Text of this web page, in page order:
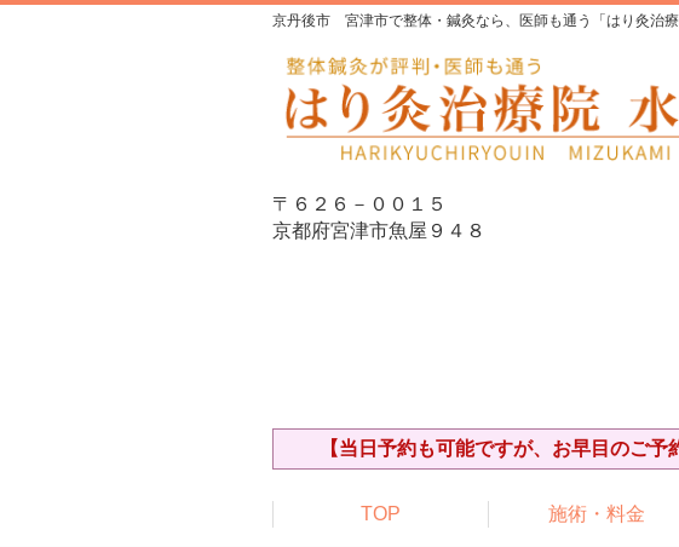
京丹後市 宮津市で整体・鍼灸なら、医師も通う「はり灸治療
〒６２６－００１５
京都府宮津市魚屋９４８
【当日予約も可能ですが、お早目のご
TOP 施術・料金